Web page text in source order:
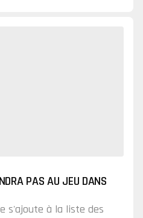
PAS AU JEU DANS
s'ajoute à la liste des